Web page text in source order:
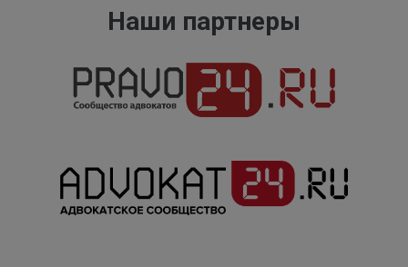
Наши партнеры